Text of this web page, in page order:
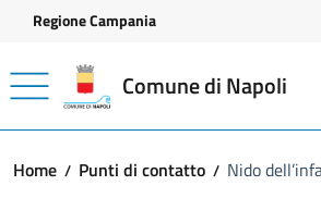
Vai ai contenuti
Vai al footer
Regione Campania
Comune di Napoli
Home Punti di contatto Nido